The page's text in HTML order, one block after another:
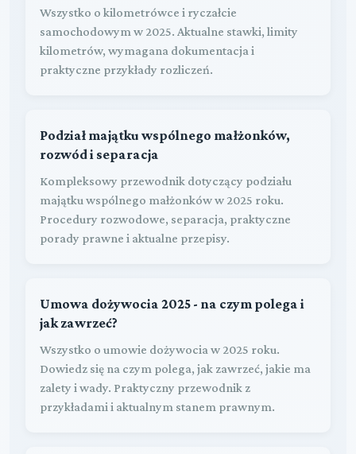
Wszystko o kilometrówce i ryczałcie
samochodowym w 2025. Aktualne stawki, limity
kilometrów, wymagana dokumentacja i
praktyczne przykłady rozliczeń.
Podział majątku wspólnego małżonków,
rozwód i separacja
Kompleksowy przewodnik dotyczący podziału
majątku wspólnego małżonków w 2025 roku.
Procedury rozwodowe, separacja, praktyczne
porady prawne i aktualne przepisy.
Umowa dożywocia 2025 - na czym polega i
jak zawrzeć?
Wszystko o umowie dożywocia w 2025 roku.
Dowiedz się na czym polega, jak zawrzeć, jakie ma
zalety i wady. Praktyczny przewodnik z
przykładami i aktualnym stanem prawnym.